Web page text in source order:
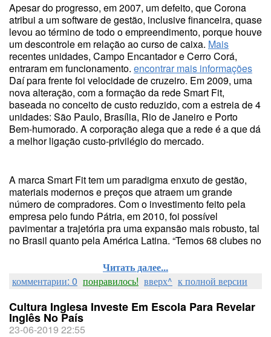
Apesar do progresso, em 2007, um defeito, que Corona
atribui a um software de gestão, inclusive financeira, quase
levou ao término de todo o empreendimento, porque houve
um descontrole em relação ao curso de caixa. Mais
recentes unidades, Campo Encantador e Cerro Corá,
entraram em funcionamento. encontrar mais informações
Daí para frente foi velocidade de cruzeiro. Em 2009, uma
nova alteração, com a formação da rede Smart Fit,
baseada no conceito de custo reduzido, com a estreia de 4
unidades: São Paulo, Brasília, Rio de Janeiro e Porto
Bem-humorado. A corporação alega que a rede é a que dá
a melhor ligação custo-privilégio do mercado.
A marca Smart Fit tem um paradigma enxuto de gestão,
materiais modernos e preços que atraem um grande
número de compradores. Com o investimento feito pela
empresa pelo fundo Pátria, em 2010, foi possível
pavimentar a trajetória pra uma expansão mais robusto, tal
no Brasil quanto pela América Latina. “Temos 68 clubes no
Читать далее...
комментарии: 0 понравилось! вверх^ к полной версии
Cultura Inglesa Investe Em Escola Para Revelar
Inglês No País
23-06-2019 22:55